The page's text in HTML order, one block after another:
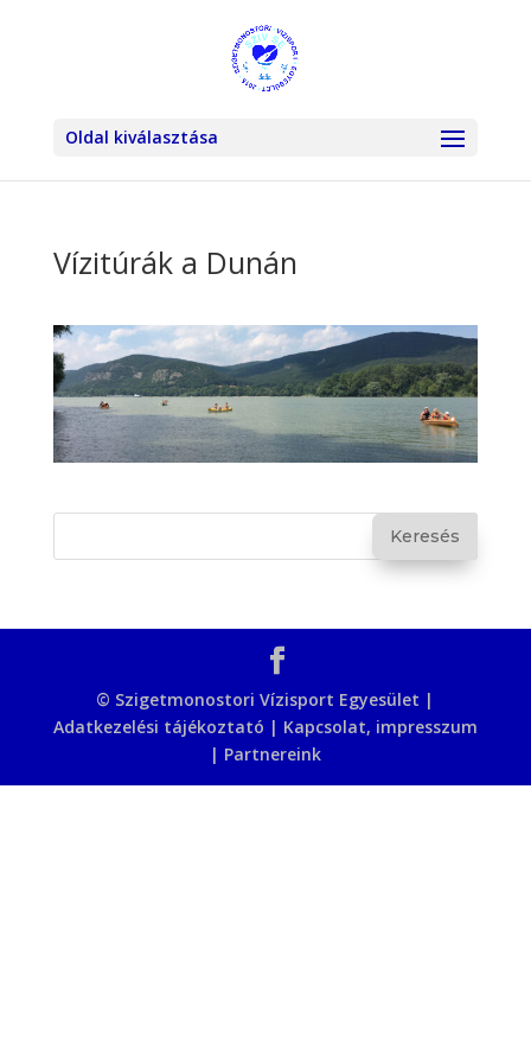
Oldal kiválasztása
Vízitúrák a Dunán
© Szigetmonostori Vízisport Egyesület |
Adatkezelési tájékoztató | Kapcsolat, impresszum
| Partnereink